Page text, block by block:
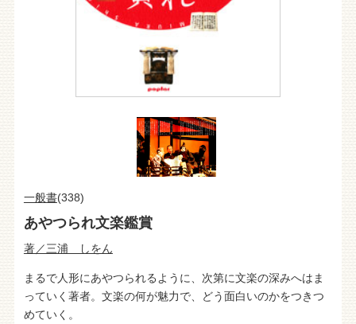
一般書(338)
あやつられ文楽鑑賞
著／三浦 しをん
まるで人形にあやつられるように、次第に文楽の深みへはま
っていく著者。文楽の何が魅力で、どう面白いのかをつきつ
めていく。